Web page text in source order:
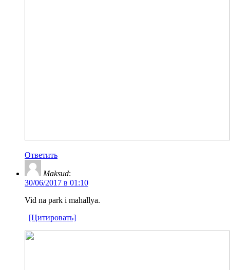
Ответить
Maksud:
30/06/2017 в 01:10
Vid na park i mahallya.
[Цитировать]